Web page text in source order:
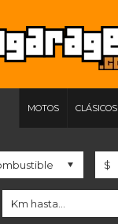
MOTOS CLÁSICOS